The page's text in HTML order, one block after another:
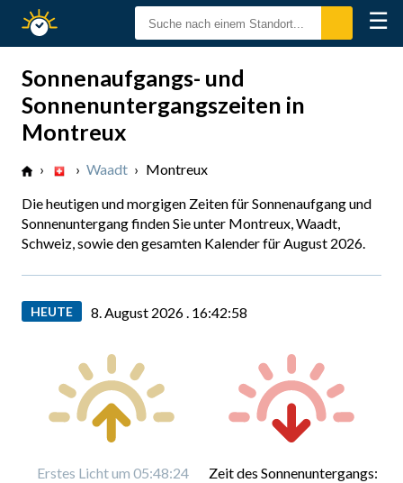
Sonnenzeiten ☰
Sonnenaufgangs- und
Sonnenuntergangszeiten in
Montreux
› › Waadt › Montreux
Die heutigen und morgigen Zeiten für Sonnenaufgang und
Sonnenuntergang finden Sie unter Montreux, Waadt,
Schweiz, sowie den gesamten Kalender für August 2026.
HEUTE 8. August 2026 . 16:42:59
Erstes Licht um 05:48:24
Zeit des Sonnenuntergangs: